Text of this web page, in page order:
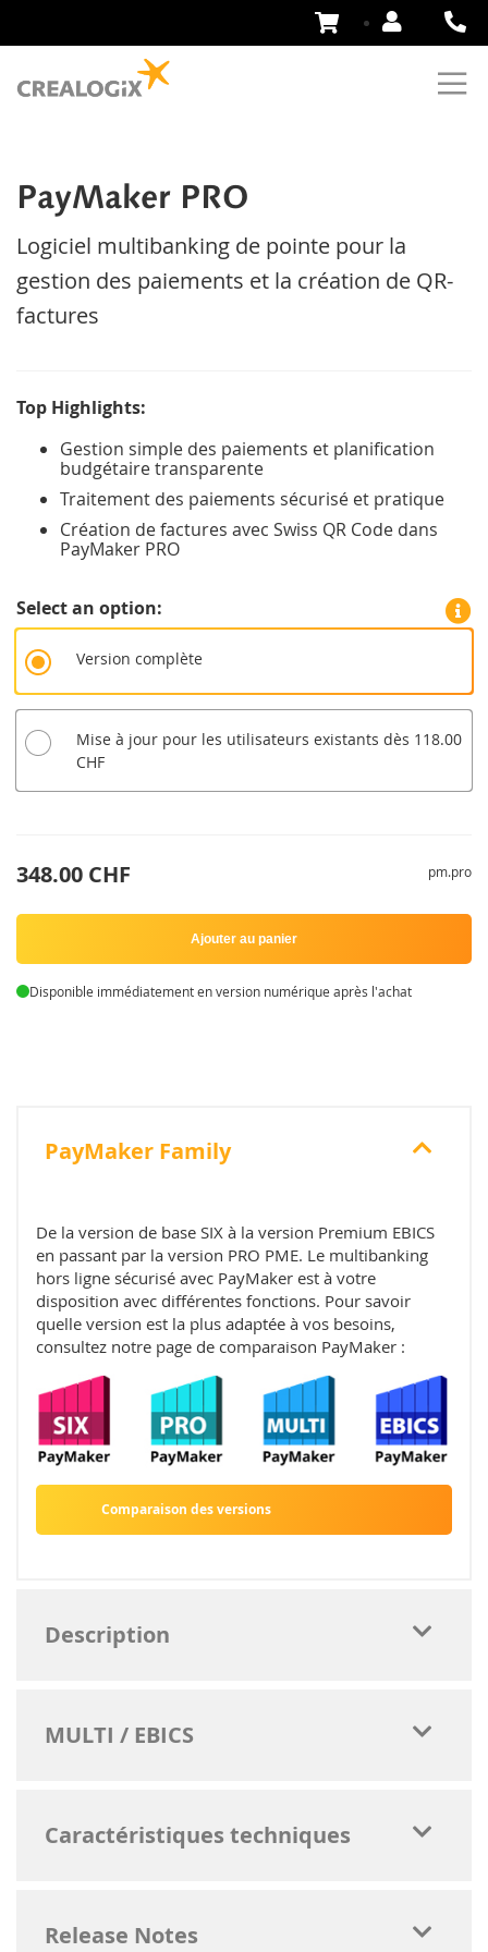
Aller
PayMaker PRO
Logiciel multibanking de pointe pour la
gestion des paiements et la création de QR-
factures
Top Highlights:
Gestion simple des paiements et planification
budgétaire transparente
Traitement des paiements sécurisé et pratique
Création de factures avec Swiss QR Code dans
PayMaker PRO
Select an option
Version complète
Mise à jour pour les utilisateurs existants dès 118.00
CHF
348.00 CHF pm.pro
Ajouter au panier
Disponible immédiatement en version numérique après l'achat
PayMaker Family
De la version de base SIX à la version Premium EBICS
en passant par la version PRO PME. Le multibanking
hors ligne sécurisé avec PayMaker est à votre
disposition avec différentes fonctions. Pour savoir
quelle version est la plus adaptée à vos besoins,
consultez notre page de comparaison PayMaker :
Comparaison des versions
Description
MULTI / EBICS
Caractéristiques techniques
Release Notes